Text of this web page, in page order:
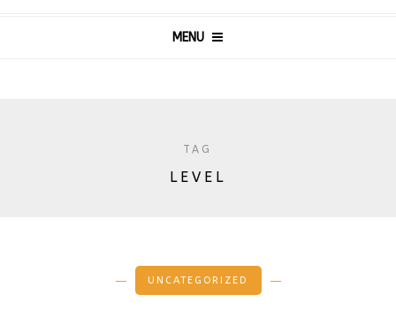
MENU
TAG
LEVEL
UNCATEGORIZED